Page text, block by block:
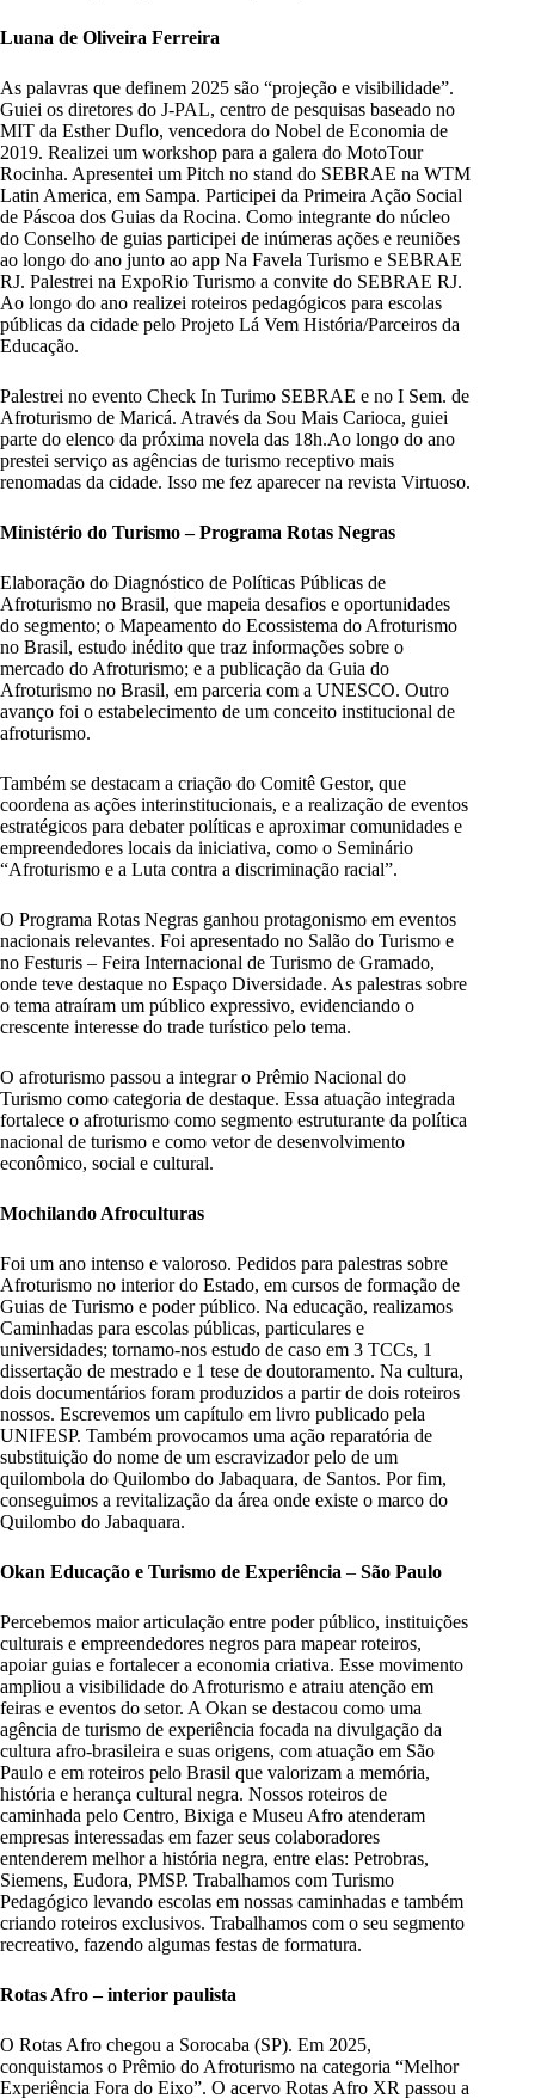
Luana de Oliveira Ferreira
As palavras que definem 2025 são “projeção e visibilidade”.
Guiei os diretores do J-PAL, centro de pesquisas baseado no
MIT da Esther Duflo, vencedora do Nobel de Economia de
2019. Realizei um workshop para a galera do MotoTour
Rocinha. Apresentei um Pitch no stand do SEBRAE na WTM
Latin America, em Sampa. Participei da Primeira Ação Social
de Páscoa dos Guias da Rocina. Como integrante do núcleo
do Conselho de guias participei de inúmeras ações e reuniões
ao longo do ano junto ao app Na Favela Turismo e SEBRAE
RJ. Palestrei na ExpoRio Turismo a convite do SEBRAE RJ.
Ao longo do ano realizei roteiros pedagógicos para escolas
públicas da cidade pelo Projeto Lá Vem História/Parceiros da
Educação.
Palestrei no evento Check In Turimo SEBRAE e no I Sem. de
Afroturismo de Maricá. Através da Sou Mais Carioca, guiei
parte do elenco da próxima novela das 18h.Ao longo do ano
prestei serviço as agências de turismo receptivo mais
renomadas da cidade. Isso me fez aparecer na revista Virtuoso.
Ministério do Turismo – Programa Rotas Negras
Elaboração do Diagnóstico de Políticas Públicas de
Afroturismo no Brasil, que mapeia desafios e oportunidades
do segmento; o Mapeamento do Ecossistema do Afroturismo
no Brasil, estudo inédito que traz informações sobre o
mercado do Afroturismo; e a publicação da Guia do
Afroturismo no Brasil, em parceria com a UNESCO. Outro
avanço foi o estabelecimento de um conceito institucional de
afroturismo.
Também se destacam a criação do Comitê Gestor, que
coordena as ações interinstitucionais, e a realização de eventos
estratégicos para debater políticas e aproximar comunidades e
empreendedores locais da iniciativa, como o Seminário
“Afroturismo e a Luta contra a discriminação racial”.
O Programa Rotas Negras ganhou protagonismo em eventos
nacionais relevantes. Foi apresentado no Salão do Turismo e
no Festuris – Feira Internacional de Turismo de Gramado,
onde teve destaque no Espaço Diversidade. As palestras sobre
o tema atraíram um público expressivo, evidenciando o
crescente interesse do trade turístico pelo tema.
O afroturismo passou a integrar o Prêmio Nacional do
Turismo como categoria de destaque. Essa atuação integrada
fortalece o afroturismo como segmento estruturante da política
nacional de turismo e como vetor de desenvolvimento
econômico, social e cultural.
Mochilando Afroculturas
Foi um ano intenso e valoroso. Pedidos para palestras sobre
Afroturismo no interior do Estado, em cursos de formação de
Guias de Turismo e poder público. Na educação, realizamos
Caminhadas para escolas públicas, particulares e
universidades; tornamo-nos estudo de caso em 3 TCCs, 1
dissertação de mestrado e 1 tese de doutoramento. Na cultura,
dois documentários foram produzidos a partir de dois roteiros
nossos. Escrevemos um capítulo em livro publicado pela
UNIFESP. Também provocamos uma ação reparatória de
substituição do nome de um escravizador pelo de um
quilombola do Quilombo do Jabaquara, de Santos. Por fim,
conseguimos a revitalização da área onde existe o marco do
Quilombo do Jabaquara.
Okan Educação e Turismo de Experiência – São Paulo
Percebemos maior articulação entre poder público, instituições
culturais e empreendedores negros para mapear roteiros,
apoiar guias e fortalecer a economia criativa. Esse movimento
ampliou a visibilidade do Afroturismo e atraiu atenção em
feiras e eventos do setor. A Okan se destacou como uma
agência de turismo de experiência focada na divulgação da
cultura afro-brasileira e suas origens, com atuação em São
Paulo e em roteiros pelo Brasil que valorizam a memória,
história e herança cultural negra. Nossos roteiros de
caminhada pelo Centro, Bixiga e Museu Afro atenderam
empresas interessadas em fazer seus colaboradores
entenderem melhor a história negra, entre elas: Petrobras,
Siemens, Eudora, PMSP. Trabalhamos com Turismo
Pedagógico levando escolas em nossas caminhadas e também
criando roteiros exclusivos. Trabalhamos com o seu segmento
recreativo, fazendo algumas festas de formatura.
Rotas Afro – interior paulista
O Rotas Afro chegou a Sorocaba (SP). Em 2025,
conquistamos o Prêmio do Afroturismo na categoria “Melhor
Experiência Fora do Eixo”. O acervo Rotas Afro XR passou a